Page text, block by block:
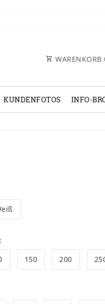
WARENKORB
KUNDENFOTOS INFO-
150 200